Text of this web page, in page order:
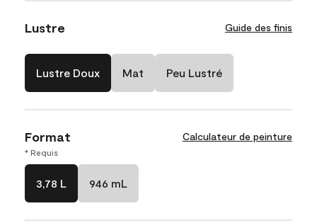
Lustre Guide des finis
Lustre Doux Mat Peu Lustré
Format Calculateur de peinture
* Requis
3,78 L 946 mL